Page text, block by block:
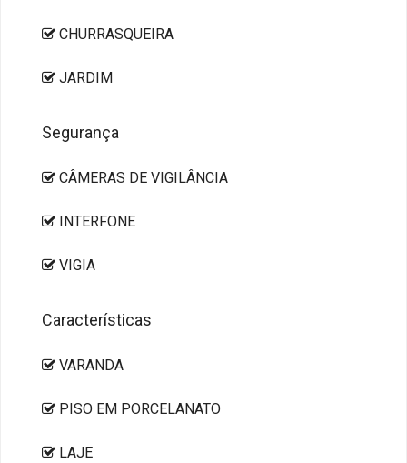
CHURRASQUEIRA
JARDIM
Segurança
CÂMERAS DE VIGILÂNCIA
INTERFONE
VIGIA
Características
VARANDA
PISO EM PORCELANATO
LAJE